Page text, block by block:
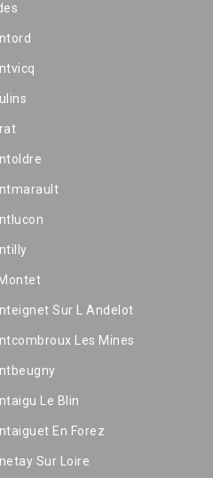
Sur L Andelot
Les Mines
Le Blin
En Forez
Sur Loire